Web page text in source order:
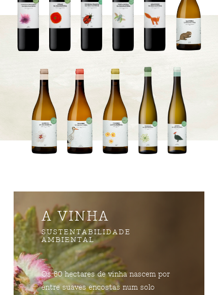
A VINHA
SUSTENTABILIDADE
AMBIENTAL
Os 80 hectares de vinha nascem por
entre suaves encostas num solo